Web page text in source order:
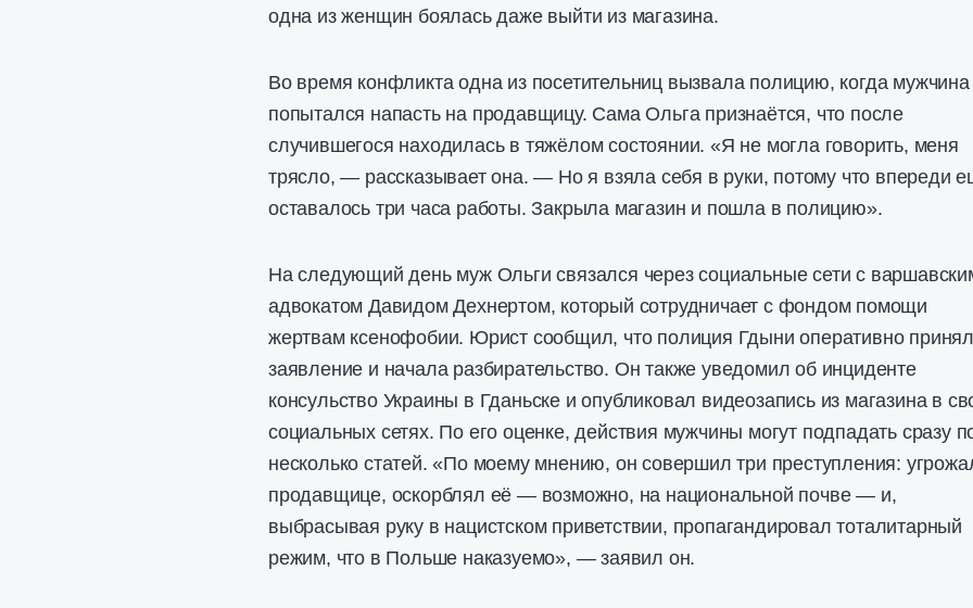
одна из женщин боялась даже выйти из магазина.
Во время конфликта одна из посетительниц вызвала полицию, когда мужчина
попытался напасть на продавщицу. Сама Ольга признаётся, что после
случившегося находилась в тяжёлом состоянии. «Я не могла говорить, меня
трясло, — рассказывает она. — Но я взяла себя в руки, потому что впереди
оставалось три часа работы. Закрыла магазин и пошла в полицию».
На следующий день муж Ольги связался через социальные сети с
адвокатом Давидом Дехнертом, который сотрудничает с фондом помощи
жертвам ксенофобии. Юрист сообщил, что полиция Гдыни оперативно
заявление и начала разбирательство. Он также уведомил об инциденте
консульство Украины в Гданьске и опубликовал видеозапись из магазина в
социальных сетях. По его оценке, действия мужчины могут подпадать сразу
несколько статей. «По моему мнению, он совершил три преступления:
продавщице, оскорблял её — возможно, на национальной почве — и,
выбрасывая руку в нацистском приветствии, пропагандировал тоталитарный
режим, что в Польше наказуемо», — заявил он.